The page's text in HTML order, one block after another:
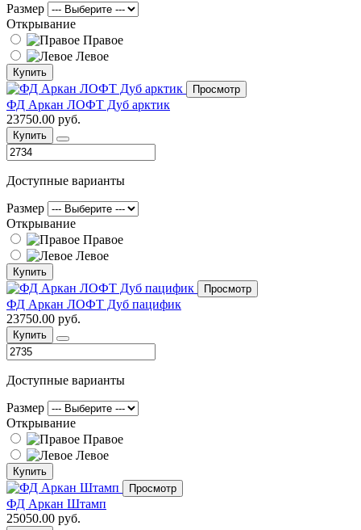
Размер
Открывание
Правое
Левое
Купить
Просмотр
ФД Аркан ЛОФТ Дуб арктик
23750.00 руб.
Купить
Доступные варианты
Размер
Открывание
Правое
Левое
Купить
Просмотр
ФД Аркан ЛОФТ Дуб пацифик
23750.00 руб.
Купить
Доступные варианты
Размер
Открывание
Правое
Левое
Купить
Просмотр
ФД Аркан Штамп
25050.00 руб.